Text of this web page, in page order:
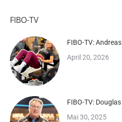
FIBO-TV
FIBO-TV:
April 20, 2026
FIBO-TV:
Mai 30, 2025